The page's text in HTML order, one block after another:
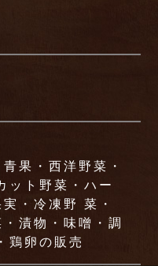
果・西洋野菜・
ット野菜・ハー
・冷凍野 菜・
漬物・味噌・調
鶏卵の販売